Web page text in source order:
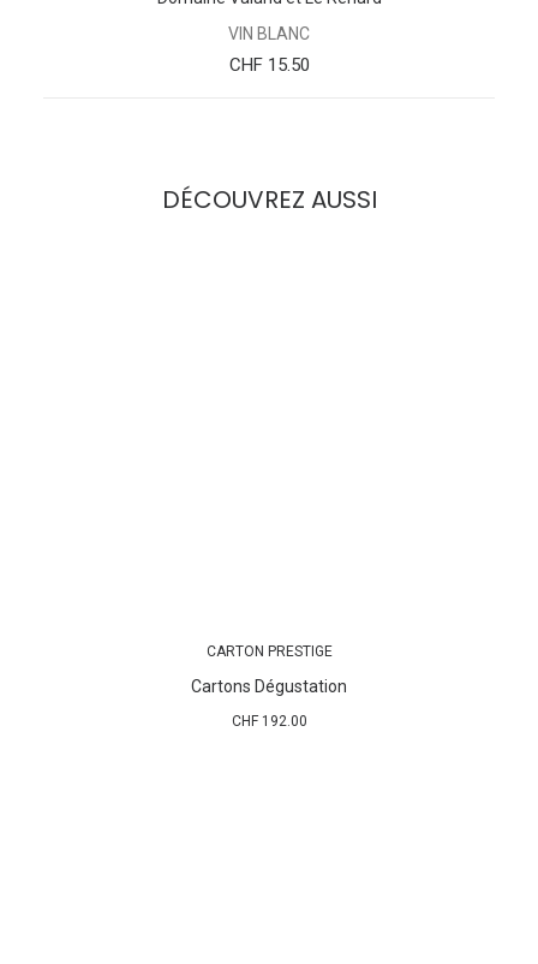
VIN BLANC
CHF15.50
DÉCOUVREZ AUSSI
CARTON PRESTIGE
Cartons Dégustation
CHF192.00